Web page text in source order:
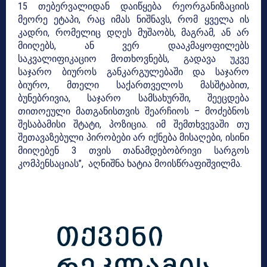
15 თებერვალიდან დაიწყება რეორგანიზაციის
მეორე ეტაპი, რაც იმას ნიშნავს, რომ ყველა ის
კადრი, რომელიც დღეს მუშაობს, მაგრამ, ან არ
მიიღებს, ან ვერ დააკმაყოფილებს
საკვალიფიკაციო მოთხოვნებს, გადავა უკვე
საჯარო ბიუროს განკარგულებაში და საჯარო
ბიურო, მთელი საქართველოს მასშტაბით,
ბუნებრივია, საჯარო სამსახურში, შეეცდება
თითოეული მათგანისთვის შეარჩიოს – მოძებნოს
შესაბამისი შტატი, პოზიცია. იმ შემთხვევაში თუ
შეთავაზებული პირობები არ იქნება მისაღები, ისინი
მიიღებენ 3 თვის თანამდებობრივი სარგოს
კომპენსაციას”, აღნიშნა ხატია მოისწრაფიშვილმა.